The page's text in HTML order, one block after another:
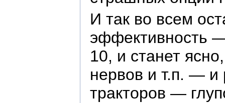
И так во всем
эффективность
10, и станет
нервов и т.п. — и
тракторов —